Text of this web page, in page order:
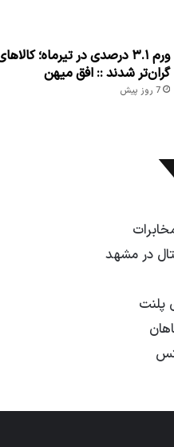
ورم ۳.۱ درصدی در تیرماه؛
گران‌تر شدند :: افق میهن
7 روز پیش
در مشهد
پلنت